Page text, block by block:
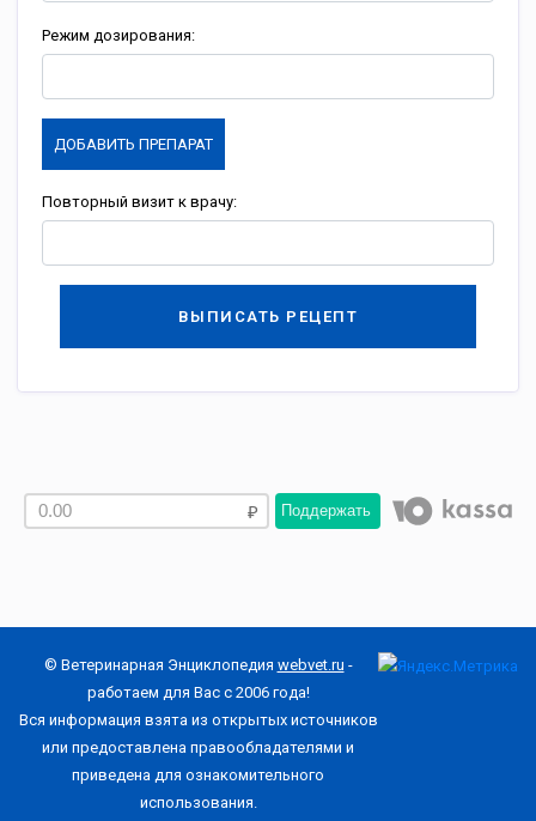
Режим дозирования:
ДОБАВИТЬ ПРЕПАРАТ
Повторный визит к врачу:
ВЫПИСАТЬ РЕЦЕПТ
Поддержать
© Ветеринарная Энциклопедия webvet.ru -
работаем для Вас с 2006 года!
Вся информация взята из открытых источников
или предоставлена правообладателями и
приведена для ознакомительного
использования.